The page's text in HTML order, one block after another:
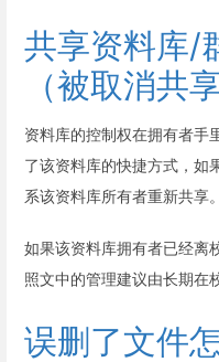
共享资料库/
（被取消共享
资料库的控制权在拥有者手
了该资料库的快捷方式，如
系该资料库所有者重新共享。
如果该资料库拥有者已经离
照文中的管理建议由长期在
误删了文件